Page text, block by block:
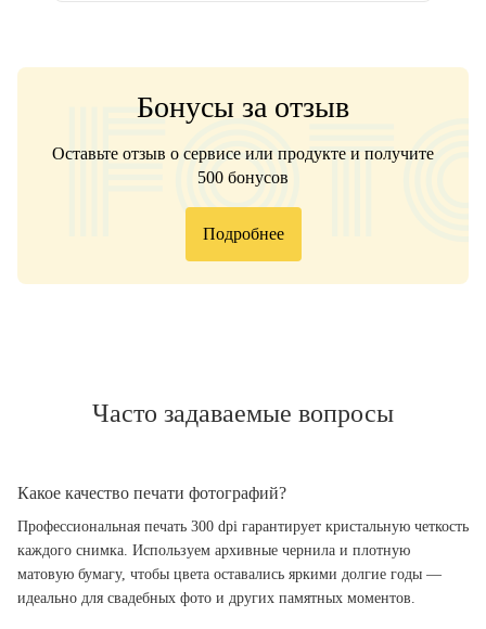
Бонусы за отзыв
Оставьте отзыв о сервисе или продукте и получите
500 бонусов
Подробнее
Часто задаваемые вопросы
Какое качество печати фотографий?
Профессиональная печать 300 dpi гарантирует кристальную четкость
каждого снимка. Используем архивные чернила и плотную
матовую бумагу, чтобы цвета оставались яркими долгие годы —
идеально для свадебных фото и других памятных моментов.